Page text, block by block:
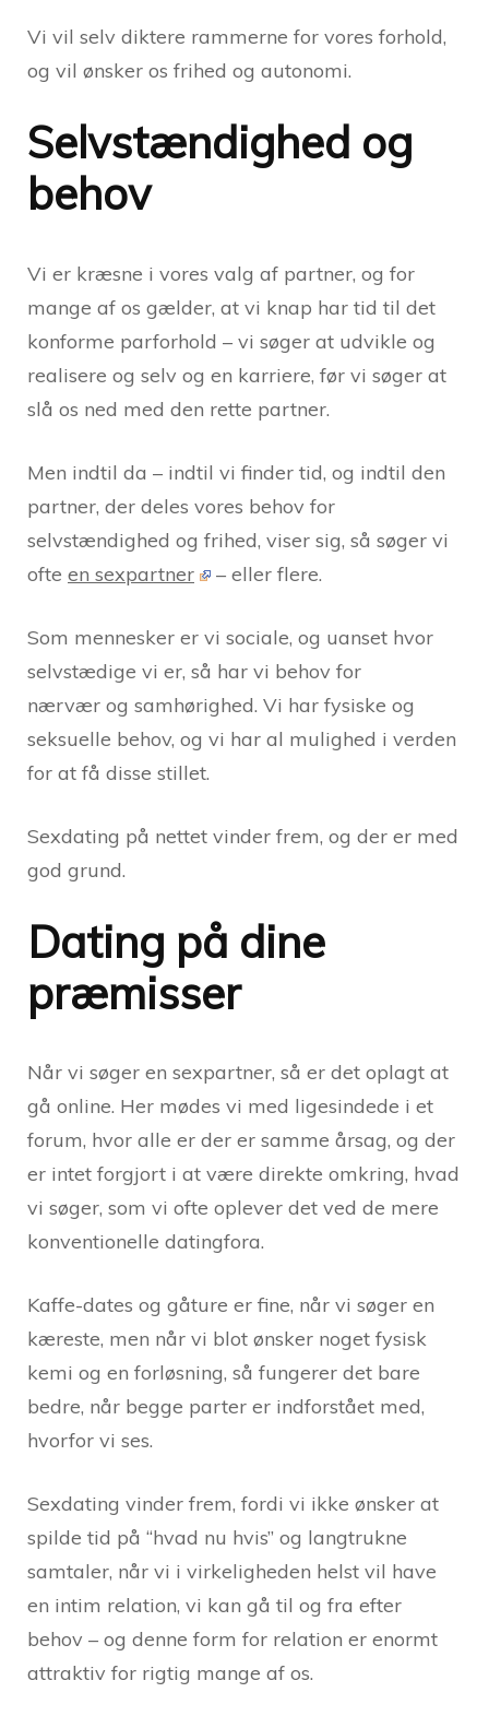
Vi vil selv diktere rammerne for vores forhold,
og vil ønsker os frihed og autonomi.
Selvstændighed og
behov
Vi er kræsne i vores valg af partner, og for
mange af os gælder, at vi knap har tid til det
konforme parforhold – vi søger at udvikle og
realisere og selv og en karriere, før vi søger at
slå os ned med den rette partner.
Men indtil da – indtil vi finder tid, og indtil den
partner, der deles vores behov for
selvstændighed og frihed, viser sig, så søger vi
ofte en sexpartner – eller flere.
Som mennesker er vi sociale, og uanset hvor
selvstædige vi er, så har vi behov for
nærvær og samhørighed. Vi har fysiske og
seksuelle behov, og vi har al mulighed i verden
for at få disse stillet.
Sexdating på nettet vinder frem, og der er med
god grund.
Dating på dine
præmisser
Når vi søger en sexpartner, så er det oplagt at
gå online. Her mødes vi med ligesindede i et
forum, hvor alle er der er samme årsag, og der
er intet forgjort i at være direkte omkring, hvad
vi søger, som vi ofte oplever det ved de mere
konventionelle datingfora.
Kaffe-dates og gåture er fine, når vi søger en
kæreste, men når vi blot ønsker noget fysisk
kemi og en forløsning, så fungerer det bare
bedre, når begge parter er indforstået med,
hvorfor vi ses.
Sexdating vinder frem, fordi vi ikke ønsker at
spilde tid på “hvad nu hvis” og langtrukne
samtaler, når vi i virkeligheden helst vil have
en intim relation, vi kan gå til og fra efter
behov – og denne form for relation er enormt
attraktiv for rigtig mange af os.